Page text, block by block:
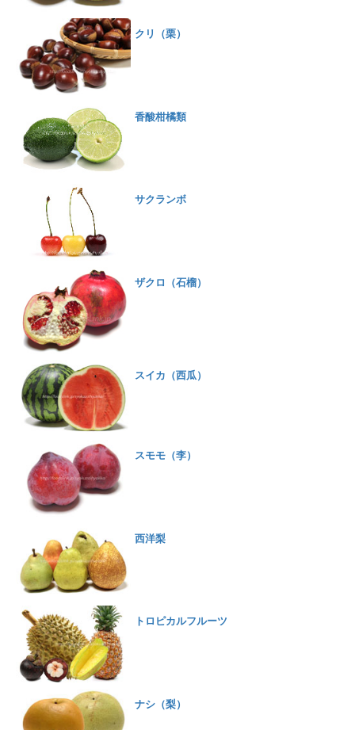
クリ（栗）
香酸柑橘類
サクランボ
ザクロ（石榴）
スイカ（西瓜）
スモモ（李）
西洋梨
トロピカルフルーツ
ナシ（梨）